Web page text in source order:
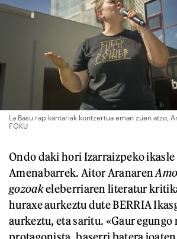
La Basu rap kantariak kontzertua eman zuen atzo,
FOKU
Ondo daki hori Izarraizpeko ikasle
Amenabarrek. Aitor Aranaren
gozoakeleberriaren literatur
huraxe aurkeztu dute BERRIA
aurkeztu, eta saritu. «Gaur egungo